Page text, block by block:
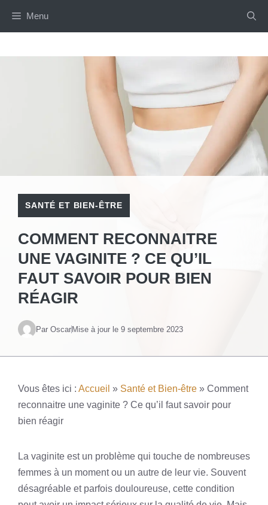
Menu
SANTÉ ET BIEN-ÊTRE
COMMENT RECONNAITRE
UNE VAGINITE ? CE QU’IL
FAUT SAVOIR POUR BIEN
RÉAGIR
Par OscarMise à jour le 9 septembre 2023
Vous êtes ici : Accueil » Santé et Bien-être » Comment
reconnaitre une vaginite ? Ce qu’il faut savoir pour
bien réagir
La vaginite est un problème qui touche de nombreuses
femmes à un moment ou un autre de leur vie. Souvent
désagréable et parfois douloureuse, cette condition